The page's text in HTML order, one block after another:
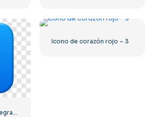
Icono de corazón rojo – 3